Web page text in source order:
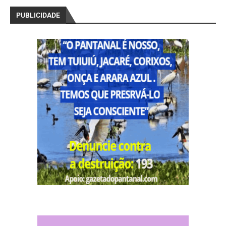
PUBLICIDADE